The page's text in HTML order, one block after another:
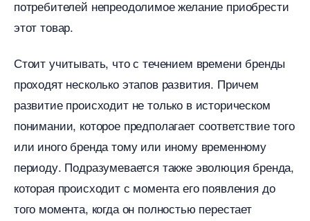
потребителей непреодолимое желание приобрести
этот товар.
Стоит учитывать, что с течением времени бренды
проходят несколько этапов развития. Причем
развитие происходит не только в историческом
понимании, которое предполагает соответствие того
или иного бренда тому или иному временному
периоду. Подразумевается также эволюция бренда,
которая происходит с момента его появления до
того момента, когда он полностью перестает